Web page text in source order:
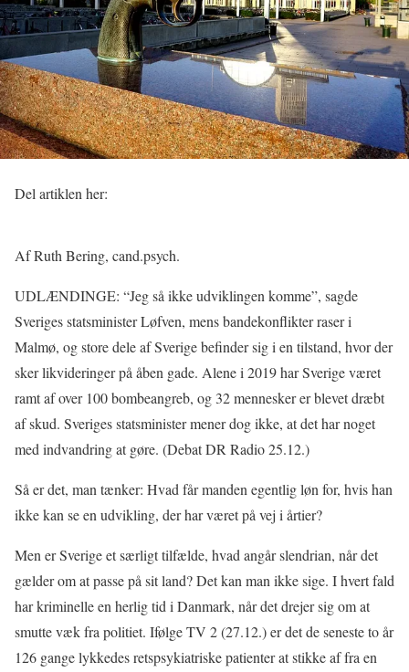
Del artiklen her:
AfRuth Bering, cand.psych.
UDLÆNDINGE: “Jeg så ikke udviklingen komme”, sagde
Sveriges statsminister Løfven, mens bandekonflikter raser i
Malmø, og store dele af Sverige befinder sig i en tilstand, hvor der
sker likvideringer på åben gade. Alene i 2019 har Sverige været
ramt af over 100 bombeangreb, og 32 mennesker er blevet dræbt
af skud. Sveriges statsminister mener dog ikke, at det har noget
med indvandring at gøre. (Debat DR Radio 25.12.)
Så er det, man tænker: Hvad får manden egentlig løn for, hvis han
ikke kan se en udvikling, der har været på vej i årtier?
Men er Sverige et særligt tilfælde, hvad angår slendrian, når det
gælder om at passe på sit land? Det kan man ikke sige. I hvert fald
har kriminelle en herlig tid i Danmark, når det drejer sig om at
smutte væk fra politiet. Ifølge TV 2 (27.12.) er det de seneste to år
126 gange lykkedes retspsykiatriske patienter at stikke af fra en